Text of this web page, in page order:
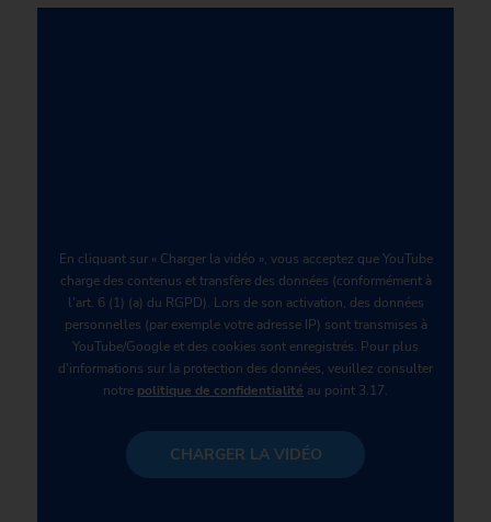
En cliquant sur « Charger la vidéo », vous acceptez que YouTube
charge des contenus et transfère des données (conformément à
l'art. 6 (1) (a) du RGPD). Lors de son activation, des données
personnelles (par exemple votre adresse IP) sont transmises à
YouTube/Google et des cookies sont enregistrés. Pour plus
d'informations sur la protection des données, veuillez consulter
notre politique de confidentialité au point 3.17.
CHARGER LA VIDÉO